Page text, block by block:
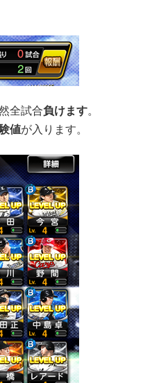
全試合負けます。
値が入ります。